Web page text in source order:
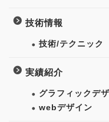
技術情報
技術/テクニック
実績紹介
グラフィックデ
webデザイン